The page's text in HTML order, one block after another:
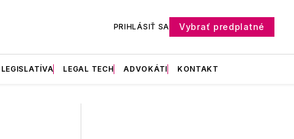
PRIHLÁSIŤ SA Vybrať predplatné
LEGISLATÍVA LEGAL TECH ADVOKÁTI KONTAKT